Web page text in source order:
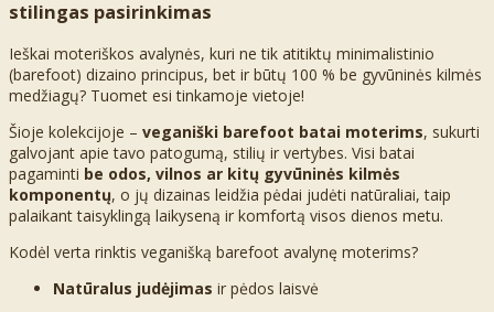
stilingas pasirinkimas
Ieškai moteriškos avalynės, kuri ne tik atitiktų minimalistinio
(barefoot) dizaino principus, bet ir būtų 100 % be gyvūninės kilmės
medžiagų? Tuomet esi tinkamoje vietoje!
Šioje kolekcijoje – veganiški barefoot batai moterims, sukurti
galvojant apie tavo patogumą, stilių ir vertybes. Visi batai
pagaminti be odos, vilnos ar kitų gyvūninės kilmės
komponentų, o jų dizainas leidžia pėdai judėti natūraliai, taip
palaikant taisyklingą laikyseną ir komfortą visos dienos metu.
Kodėl verta rinktis veganišką barefoot avalynę moterims?
Natūralus judėjimas ir pėdos laisvė